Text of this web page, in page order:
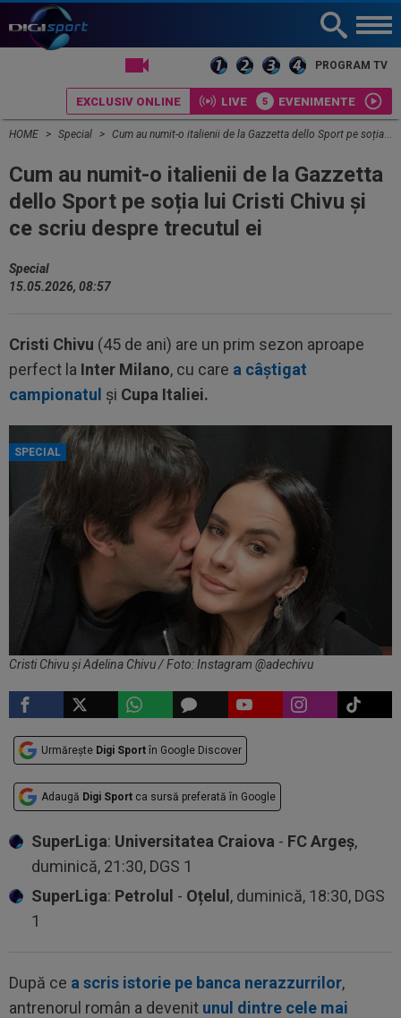
PROGRAM TV
EXCLUSIV ONLINE LIVE EVENIMENTE
HOME Special Cum au numit-o italienii de la Gazzetta dello Sport pe soția lui Cristi Chivu și ce scriu despre trecutul ei
Cum au numit-o italienii de la Gazzetta
dello Sport pe soția lui Cristi Chivu și
ce scriu despre trecutul ei
Special
15.05.2026, 08:57
Cristi Chivu (45 de ani) are un prim sezon aproape
perfect la Inter Milano, cu care a câștigat
campionatul și Cupa Italiei.
SPECIAL
Cristi Chivu și Adelina Chivu / Foto: Instagram @adechivu
Urmărește Digi Sport în Google Discover
Adaugă Digi Sport ca sursă preferată în Google
SuperLiga: Universitatea Craiova - FC Argeș,
duminică, 21:30, DGS 1
SuperLiga: Petrolul - Oțelul, duminică, 18:30, DGS
1
După ce a scris istorie pe banca nerazzurrilor,
antrenorul român a devenit unul dintre cele mai